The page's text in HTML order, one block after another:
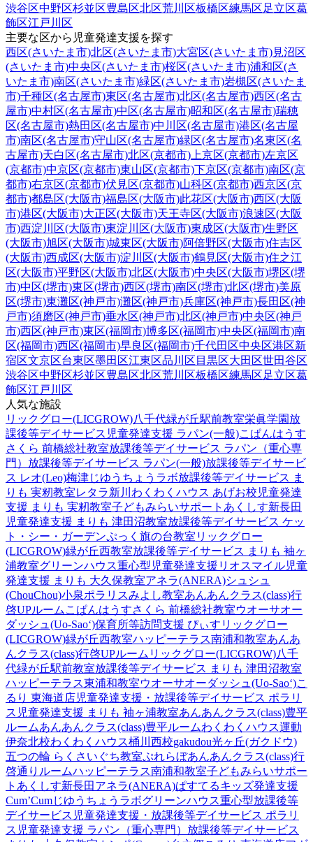
渋谷区中野区杉並区豊島区北区荒川区板橋区練馬区足立区葛
飾区江戸川区
主要な区から児童発達支援を探す
西区(さいたま市)北区(さいたま市)大宮区(さいたま市)見沼区
(さいたま市)中央区(さいたま市)桜区(さいたま市)浦和区(さ
いたま市)南区(さいたま市)緑区(さいたま市)岩槻区(さいたま
市)千種区(名古屋市)東区(名古屋市)北区(名古屋市)西区(名古
屋市)中村区(名古屋市)中区(名古屋市)昭和区(名古屋市)瑞穂
区(名古屋市)熱田区(名古屋市)中川区(名古屋市)港区(名古屋
市)南区(名古屋市)守山区(名古屋市)緑区(名古屋市)名東区(名
古屋市)天白区(名古屋市)北区(京都市) 上京区(京都市)左京区
(京都市)中京区(京都市)東山区(京都市)下京区(京都市)南区(京
都市)右京区(京都市)伏見区(京都市)山科区(京都市)西京区(京
都市)都島区(大阪市)福島区(大阪市)此花区(大阪市)西区(大阪
市)港区(大阪市)大正区(大阪市)天王寺区(大阪市)浪速区(大阪
市)西淀川区(大阪市)東淀川区(大阪市)東成区(大阪市)生野区
(大阪市)旭区(大阪市)城東区(大阪市)阿倍野区(大阪市)住吉区
(大阪市)西成区(大阪市)淀川区(大阪市)鶴見区(大阪市)住之江
区(大阪市)平野区(大阪市)北区(大阪市)中央区(大阪市)堺区(堺
市)中区(堺市)東区(堺市)西区(堺市)南区(堺市)北区(堺市)美原
区(堺市)東灘区(神戸市)灘区(神戸市)兵庫区(神戸市)長田区(神
戸市)須磨区(神戸市)垂水区(神戸市)北区(神戸市)中央区(神戸
市)西区(神戸市)東区(福岡市)博多区(福岡市)中央区(福岡市)南
区(福岡市)西区(福岡市)早良区(福岡市)千代田区中央区港区新
宿区文京区台東区墨田区江東区品川区 目黒区大田区世田谷区
渋谷区中野区杉並区豊島区北区荒川区板橋区練馬区足立区葛
飾区江戸川区
人気な施設
リックグロー(LICGROW)八千代緑が丘駅前教室栄眞学園放
課後等デイサービス 児童発達支援 ラパン(一般)こぱんはうす
さくら 前橋総社教室放課後等デイサービス ラパン（重心専
門） 放課後等デイサービス ラパン(一般)放課後等デイサービ
ス レオ(Leo)梅津じゆうちょうラボ放課後等デイサービス ま
りも 実籾教室レタラ新川 わくわくハウス あげお校 児童発達
支援 まりも 実籾教室子どもみらいサポートあくしす新長田
児童発達支援 まりも 津田沼教室放課後等デイサービス ケッ
ト・シー・ガーデンぷっく旗の台教室 リックグロー
(LICGROW)緑が丘西教室放課後等デイサービス まりも 袖ヶ
浦教室グリーンハウス重心型児童発達支援 リオスマイル児童
発達支援 まりも 大久保教室アネラ(ANERA)シュシュ
(ChouChou)小泉ポラリスみよし教室あんあんクラス(class)行
啓UPルーム こぱんはうすさくら 前橋総社教室ウオーサオー
ダッシュ(Uo-Sao‘)保育所等訪問支援 ぴぃす リックグロー
(LICGROW)緑が丘西教室ハッピーテラス南浦和教室あんあ
んクラス(class)行啓UPルーム リックグロー(LICGROW)八千
代緑が丘駅前教室放課後等デイサービス まりも 津田沼教室
ハッピーテラス東浦和教室ウオーサオーダッシュ(Uo-Sao‘)こ
るり 東海道店児童発達支援・放課後等デイサービス ポラリ
ス 児童発達支援 まりも 袖ヶ浦教室あんあんクラス(class)豊平
ルームあんあんクラス(class)豊平ルームわくわくハウス運動
伊奈北校わくわくハウス桶川西校gakudou光ヶ丘(ガクドウ)
五つの輪 らくさいぐち教室ぷれらぼあんあんクラス(class)行
啓通りルームハッピーテラス南浦和教室子どもみらいサポー
トあくしす新長田 アネラ(ANERA)ぱすてるキッズ発達支援
Cum’Cumじゆうちょうラボグリーンハウス重心型放課後等
デイサービス 児童発達支援・放課後等デイサービス ポラリ
ス 児童発達支援 ラパン（重心専門） 放課後等デイサービス